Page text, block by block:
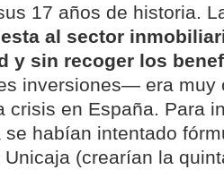
17 años de historia.
al sector
y sin recoger los
inversiones— era muy
crisis en España. Para
se habían intentado
(crearían la